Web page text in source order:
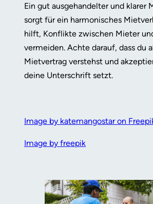
Ein gut ausgehandelter und klarer
sorgt für ein harmonisches
hilft, Konflikte zwischen Mieter
vermeiden. Achte darauf, dass du
Mietvertrag verstehst und
deine Unterschrift setzt.
Image by katemangostar on
Image by freepik